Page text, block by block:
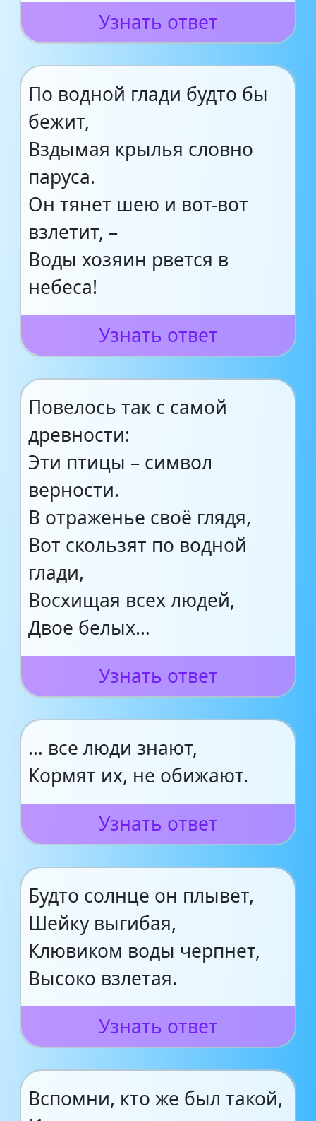
Узнать ответ
По водной глади будто бы
бежит,
Вздымая крылья словно
паруса.
Он тянет шею и вот-вот
взлетит, –
Воды хозяин рвется в
небеса!
Узнать ответ
Повелось так с самой
древности:
Эти птицы – символ
верности.
В отраженье своё глядя,
Вот скользят по водной
глади,
Восхищая всех людей,
Двое белых…
Узнать ответ
… все люди знают,
Кормят их, не обижают.
Узнать ответ
Будто солнце он плывет,
Шейку выгибая,
Клювиком воды черпнет,
Высоко взлетая.
Узнать ответ
Вспомни, кто же был такой,